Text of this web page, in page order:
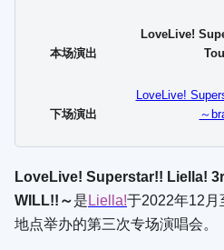
本场演出
LoveLive!
下场演出
LoveLive!
～
LoveLive! Superstar!! Liella!
WILL!!～是 Liella!于2022年12月
地点举办的第三次专场演唱会。